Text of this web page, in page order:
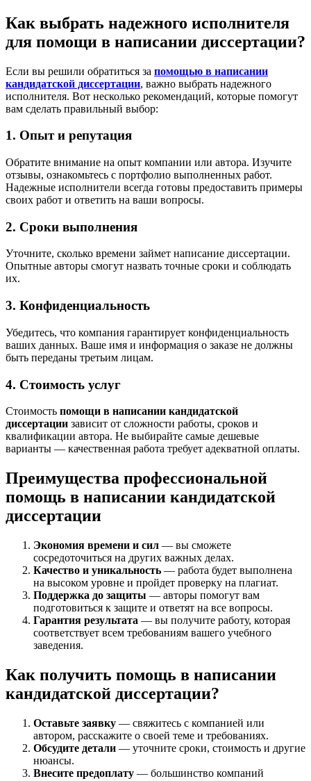
Как выбрать надежного исполнителя
для помощи в написании диссертации?
Если вы решили обратиться за помощью в написании
кандидатской диссертации, важно выбрать надежного
исполнителя. Вот несколько рекомендаций, которые помогут
вам сделать правильный выбор:
1. Опыт и репутация
Обратите внимание на опыт компании или автора. Изучите
отзывы, ознакомьтесь с портфолио выполненных работ.
Надежные исполнители всегда готовы предоставить примеры
своих работ и ответить на ваши вопросы.
2. Сроки выполнения
Уточните, сколько времени займет написание диссертации.
Опытные авторы смогут назвать точные сроки и соблюдать
их.
3. Конфиденциальность
Убедитесь, что компания гарантирует конфиденциальность
ваших данных. Ваше имя и информация о заказе не должны
быть переданы третьим лицам.
4. Стоимость услуг
Стоимость помощи в написании кандидатской
диссертации зависит от сложности работы, сроков и
квалификации автора. Не выбирайте самые дешевые
варианты — качественная работа требует адекватной оплаты.
Преимущества профессиональной
помощь в написании кандидатской
диссертации
Экономия времени и сил — вы сможете
сосредоточиться на других важных делах.
Качество и уникальность — работа будет выполнена
на высоком уровне и пройдет проверку на плагиат.
Поддержка до защиты — авторы помогут вам
подготовиться к защите и ответят на все вопросы.
Гарантия результата — вы получите работу, которая
соответствует всем требованиям вашего учебного
заведения.
Как получить помощь в написании
кандидатской диссертации?
Оставьте заявку — свяжитесь с компанией или
автором, расскажите о своей теме и требованиях.
Обсудите детали — уточните сроки, стоимость и другие
нюансы.
Внесите предоплату — большинство компаний